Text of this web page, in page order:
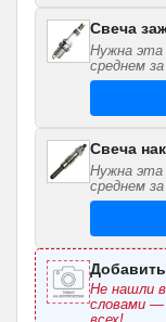
Свеча
Нужна эта
среднем
Свеча
Нужна эта
среднем
Не нашли
словами —